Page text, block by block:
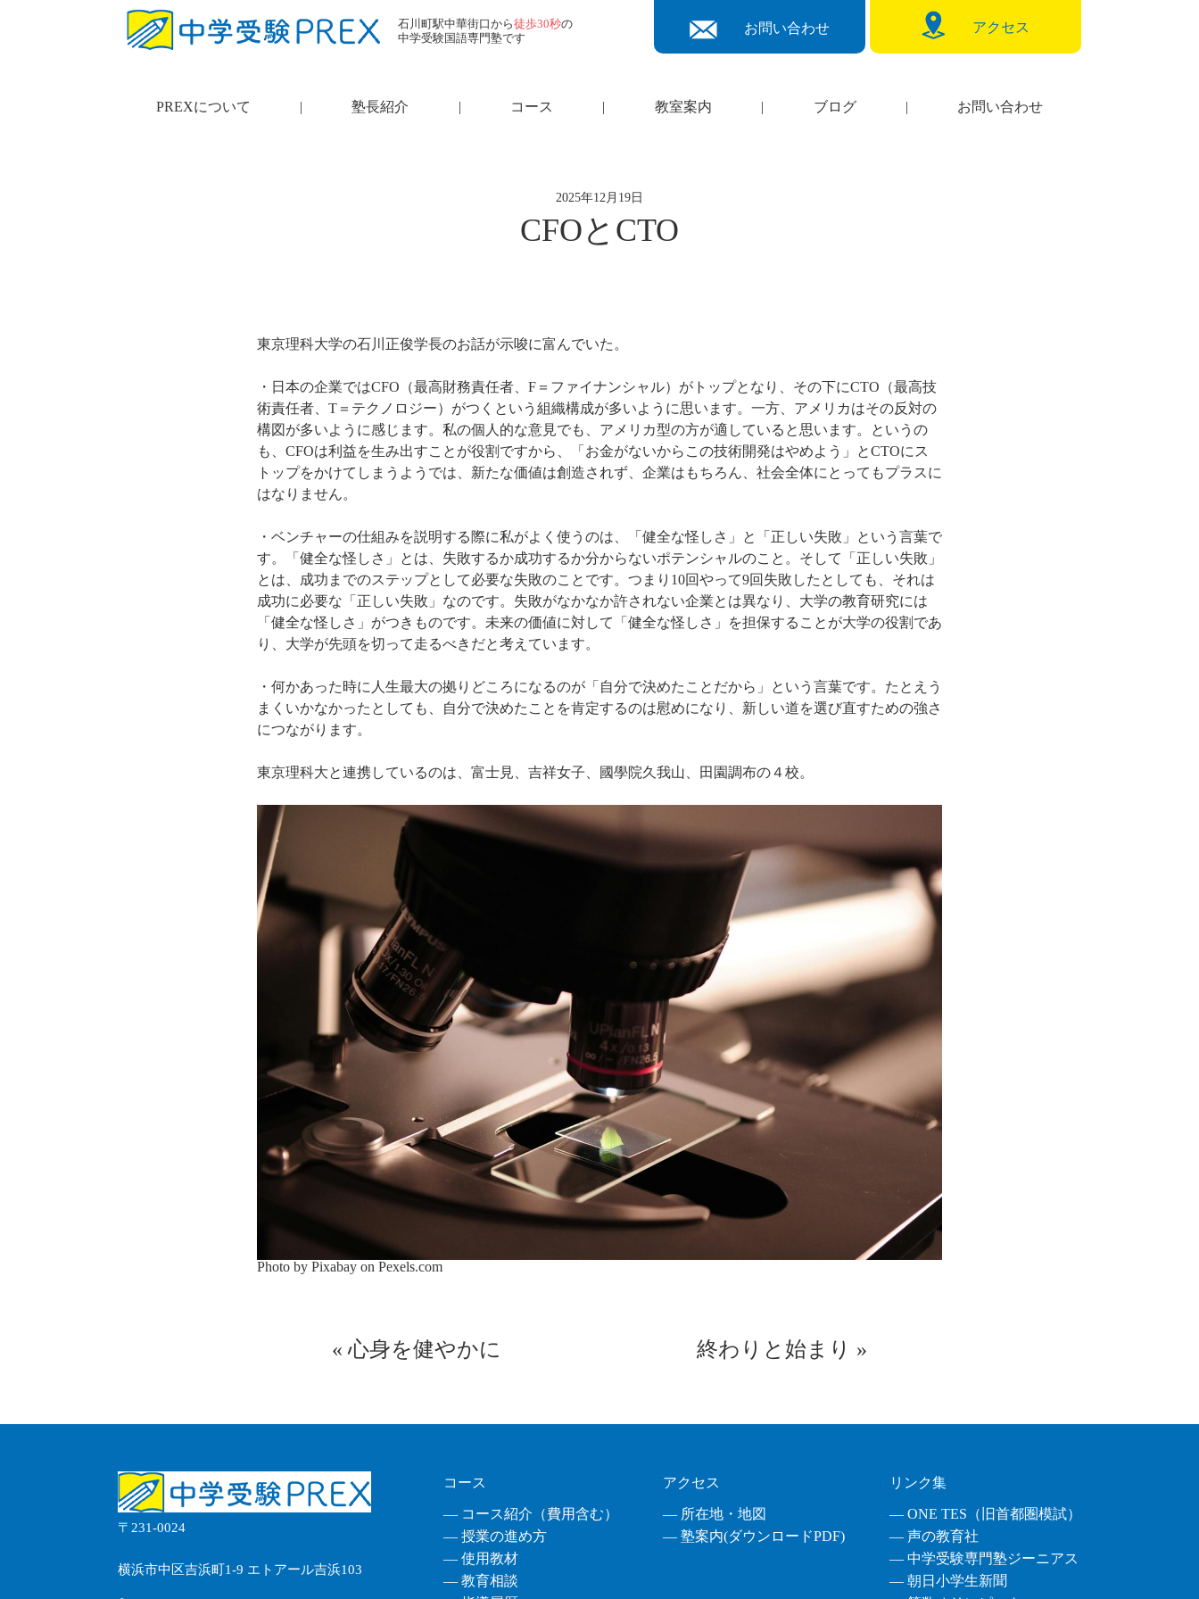
石川町駅中華街口から徒歩30秒の
中学受験国語専門塾です
お問い合わせ アクセス
PREXについて | 塾長紹介 | コース | 教室案内 | ブログ | お問い合わせ
2025年12月19日
CFOとCTO
東京理科大学の石川正俊学長のお話が示唆に富んでいた。
・日本の企業ではCFO（最高財務責任者、F＝ファイナンシャル）がトップとなり、その下にCTO（最高技
術責任者、T＝テクノロジー）がつくという組織構成が多いように思います。一方、アメリカはその反対の
構図が多いように感じます。私の個人的な意見でも、アメリカ型の方が適していると思います。というの
も、CFOは利益を生み出すことが役割ですから、「お金がないからこの技術開発はやめよう」とCTOにス
トップをかけてしまうようでは、新たな価値は創造されず、企業はもちろん、社会全体にとってもプラスに
はなりません。
・ベンチャーの仕組みを説明する際に私がよく使うのは、「健全な怪しさ」と「正しい失敗」という言葉で
す。「健全な怪しさ」とは、失敗するか成功するか分からないポテンシャルのこと。そして「正しい失敗」
とは、成功までのステップとして必要な失敗のことです。つまり10回やって9回失敗したとしても、それは
成功に必要な「正しい失敗」なのです。失敗がなかなか許されない企業とは異なり、大学の教育研究には
「健全な怪しさ」がつきものです。未来の価値に対して「健全な怪しさ」を担保することが大学の役割であ
り、大学が先頭を切って走るべきだと考えています。
・何かあった時に人生最大の拠りどころになるのが「自分で決めたことだから」という言葉です。たとえう
まくいかなかったとしても、自分で決めたことを肯定するのは慰めになり、新しい道を選び直すための強さ
につながります。
東京理科大と連携しているのは、富士見、吉祥女子、國學院久我山、田園調布の４校。
Photo by Pixabay on Pexels.com
«心身を健やかに 終わりと始まり »
〒231-0024
横浜市中区吉浜町1-9 エトアール吉浜103
コース
― コース紹介（費用含む）
― 授業の進め方
― 使用教材
― 教育相談
アクセス
― 所在地・地図
― 塾案内(ダウンロードPDF)
リンク集
― ONE TES（旧首都圏模試）
― 声の教育社
― 中学受験専門塾ジーニアス
― 朝日小学生新聞